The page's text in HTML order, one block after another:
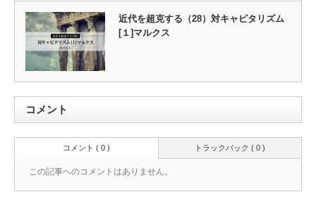
近代を超克する（28）対キャピタリズム
[１]マルクス
コメント
トラックバック ( 0 )
コメント ( 0 )
この記事へのコメントはありません。